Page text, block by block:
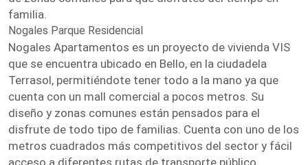
familia.
Nogales Parque Residencial
Nogales Apartamentos es un proyecto de vivienda VIS
que se encuentra ubicado en Bello, en la ciudadela
Terrasol, permitiéndote tener todo a la mano ya que
cuenta con un mall comercial a pocos metros. Su
diseño y zonas comunes están pensados para el
disfrute de todo tipo de familias. Cuenta con uno de los
metros cuadrados más competitivos del sector y fácil
acceso a diferentes rutas de transporte público.